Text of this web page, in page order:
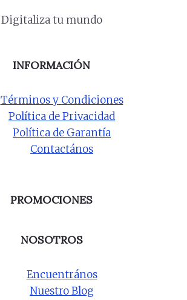
Digitaliza tu mundo
INFORMACIÓN
Términos y Condiciones
Política de Privacidad
Política de Garantía
Contactános
PROMOCIONES
NOSOTROS
Encuentrános
Nuestro Blog